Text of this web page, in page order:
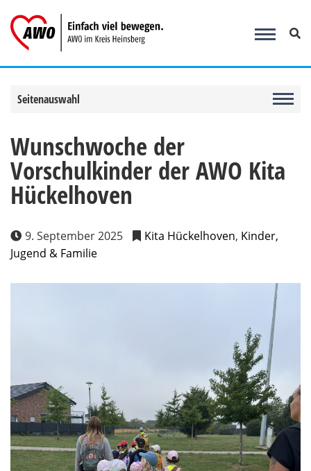
Inhalt
springen
Seitenauswahl
Wunschwoche der
Vorschulkinder der AWO Kita
Hückelhoven
9. September 2025 Kita Hückelhoven, Kinder,
Jugend & Familie